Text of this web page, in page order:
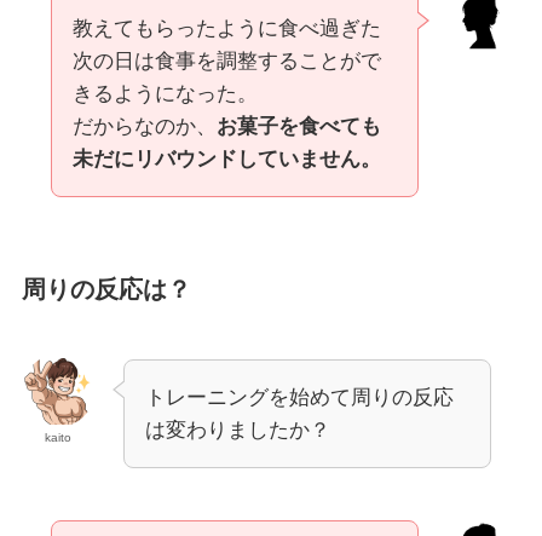
教えてもらったように食べ過ぎた
次の日は食事を調整することがで
きるようになった。
だからなのか、 お菓子を食べても
未だにリバウンドしていません。
周りの反応は？
kaito
トレーニングを始めて周りの反応
は変わりましたか？